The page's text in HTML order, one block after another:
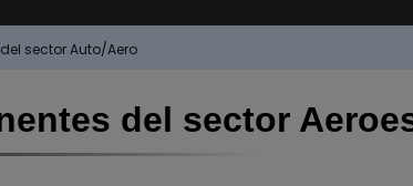
sector Auto/Aero
del sector